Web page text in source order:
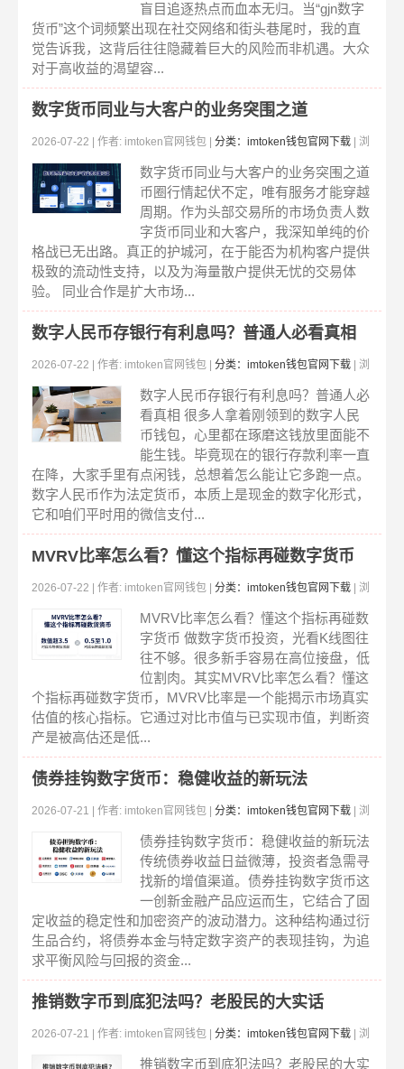
盲目追逐热点而血本无归。当“gjn数字
货币”这个词频繁出现在社交网络和街头巷尾时，我的直
觉告诉我，这背后往往隐藏着巨大的风险而非机遇。大众
对于高收益的渴望容...
数字货币同业与大客户的业务突围之道
2026-07-22 | 作者: imtoken官网钱包 | 分类：imtoken钱包官网下载 | 浏
览:182
数字货币同业与大客户的业务突围之道
币圈行情起伏不定，唯有服务才能穿越
周期。作为头部交易所的市场负责人数
字货币同业和大客户，我深知单纯的价
格战已无出路。真正的护城河，在于能否为机构客户提供
极致的流动性支持，以及为海量散户提供无忧的交易体
验。 同业合作是扩大市场...
数字人民币存银行有利息吗？普通人必看真相
2026-07-22 | 作者: imtoken官网钱包 | 分类：imtoken钱包官网下载 | 浏
览:217
数字人民币存银行有利息吗？普通人必
看真相 很多人拿着刚领到的数字人民
币钱包，心里都在琢磨这钱放里面能不
能生钱。毕竟现在的银行存款利率一直
在降，大家手里有点闲钱，总想着怎么能让它多跑一点。
数字人民币作为法定货币，本质上是现金的数字化形式，
它和咱们平时用的微信支付...
MVRV比率怎么看？懂这个指标再碰数字货币
2026-07-22 | 作者: imtoken官网钱包 | 分类：imtoken钱包官网下载 | 浏
览:140
MVRV比率怎么看？懂这个指标再碰数
字货币 做数字货币投资，光看K线图往
往不够。很多新手容易在高位接盘，低
位割肉。其实MVRV比率怎么看？懂这
个指标再碰数字货币，MVRV比率是一个能揭示市场真实
估值的核心指标。它通过对比市值与已实现市值，判断资
产是被高估还是低...
债券挂钩数字货币：稳健收益的新玩法
2026-07-21 | 作者: imtoken官网钱包 | 分类：imtoken钱包官网下载 | 浏
览:222
债券挂钩数字货币：稳健收益的新玩法
传统债券收益日益微薄，投资者急需寻
找新的增值渠道。债券挂钩数字货币这
一创新金融产品应运而生，它结合了固
定收益的稳定性和加密资产的波动潜力。这种结构通过衍
生品合约，将债券本金与特定数字资产的表现挂钩，为追
求平衡风险与回报的资金...
推销数字币到底犯法吗？老股民的大实话
2026-07-21 | 作者: imtoken官网钱包 | 分类：imtoken钱包官网下载 | 浏
览:216 推销数字币到底犯法吗？老股民的大实